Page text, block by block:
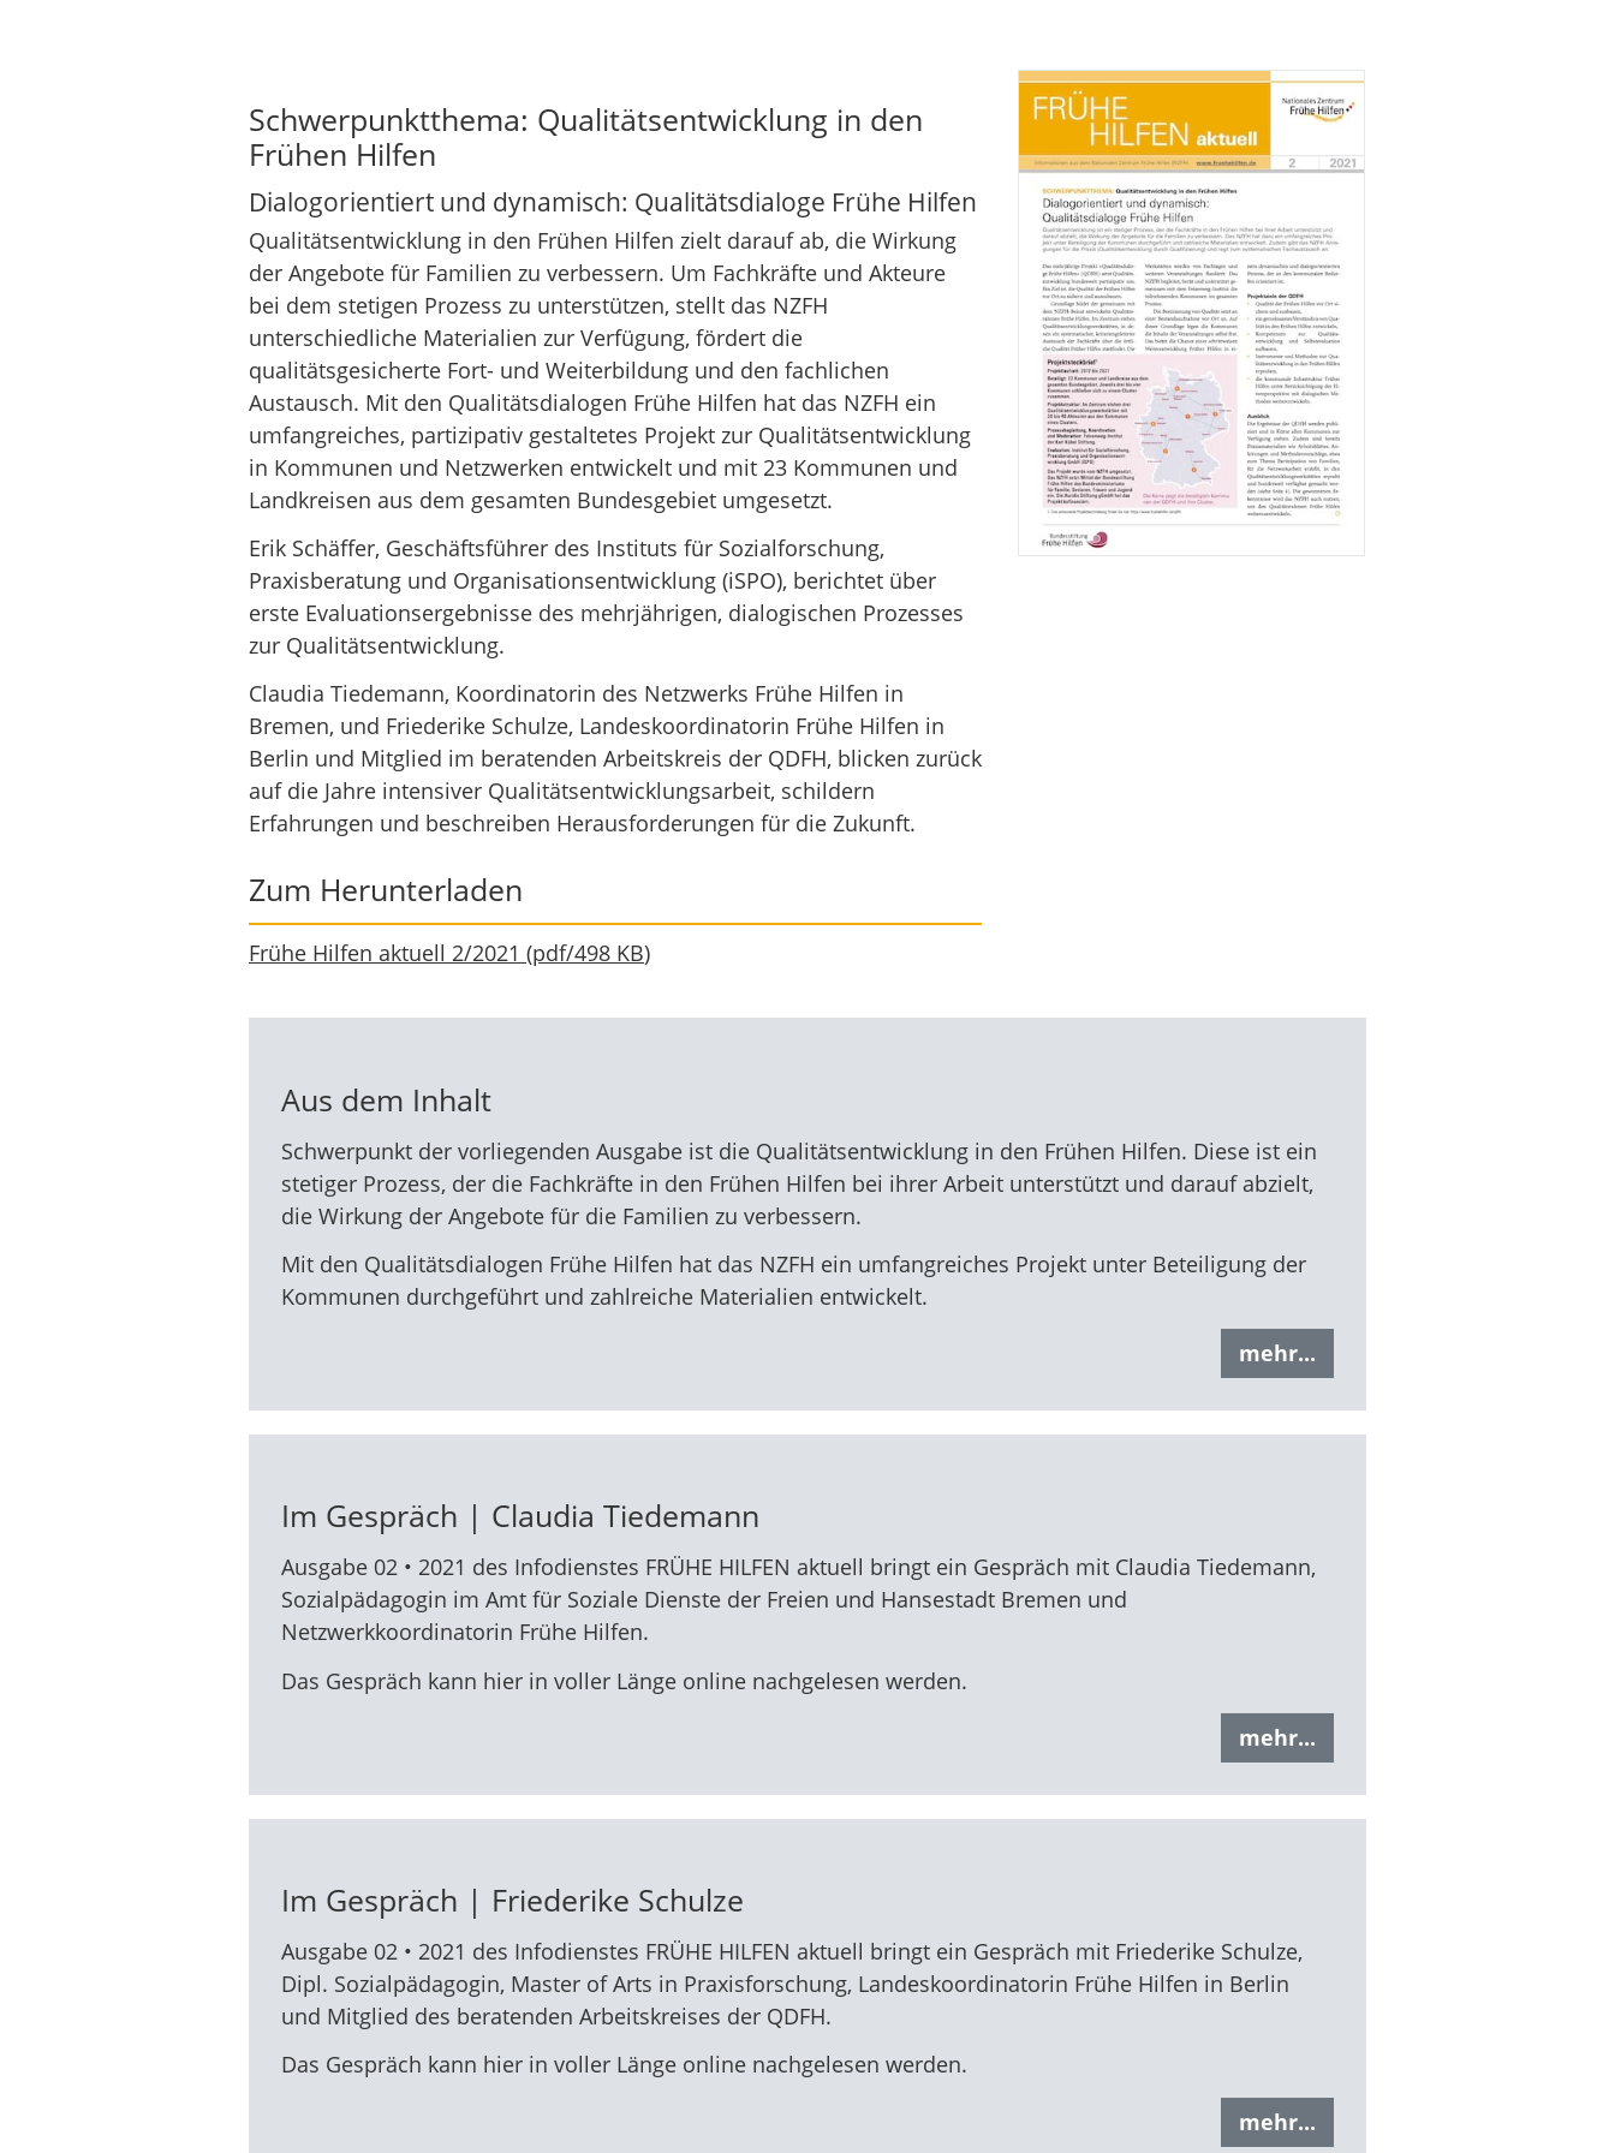
Schwerpunktthema: Qualitätsentwicklung in den
Frühen Hilfen
Dialogorientiert und dynamisch: Qualitätsdialoge Frühe Hilfen
Qualitätsentwicklung in den Frühen Hilfen zielt darauf ab, die Wirkung
der Angebote für Familien zu verbessern. Um Fachkräfte und Akteure
bei dem stetigen Prozess zu unterstützen, stellt das NZFH
unterschiedliche Materialien zur Verfügung, fördert die
qualitätsgesicherte Fort- und Weiterbildung und den fachlichen
Austausch. Mit den Qualitätsdialogen Frühe Hilfen hat das NZFH ein
umfangreiches, partizipativ gestaltetes Projekt zur Qualitätsentwicklung
in Kommunen und Netzwerken entwickelt und mit 23 Kommunen und
Landkreisen aus dem gesamten Bundesgebiet umgesetzt.
Erik Schäffer, Geschäftsführer des Instituts für Sozialforschung,
Praxisberatung und Organisationsentwicklung (iSPO), berichtet über
erste Evaluationsergebnisse des mehrjährigen, dialogischen Prozesses
zur Qualitätsentwicklung.
Claudia Tiedemann, Koordinatorin des Netzwerks Frühe Hilfen in
Bremen, und Friederike Schulze, Landeskoordinatorin Frühe Hilfen in
Berlin und Mitglied im beratenden Arbeitskreis der QDFH, blicken zurück
auf die Jahre intensiver Qualitätsentwicklungsarbeit, schildern
Erfahrungen und beschreiben Herausforderungen für die Zukunft.
Zum Herunterladen
Frühe Hilfen aktuell 2/2021 (pdf/498 KB)
Aus dem Inhalt
Schwerpunkt der vorliegenden Ausgabe ist die Qualitätsentwicklung in den Frühen Hilfen. Diese ist ein
stetiger Prozess, der die Fachkräfte in den Frühen Hilfen bei ihrer Arbeit unterstützt und darauf abzielt,
die Wirkung der Angebote für die Familien zu verbessern.
Mit den Qualitätsdialogen Frühe Hilfen hat das NZFH ein umfangreiches Projekt unter Beteiligung der
Kommunen durchgeführt und zahlreiche Materialien entwickelt.
mehr...
Im Gespräch | Claudia Tiedemann
Ausgabe 02 • 2021 des Infodienstes FRÜHE HILFEN aktuell bringt ein Gespräch mit Claudia Tiedemann,
Sozialpädagogin im Amt für Soziale Dienste der Freien und Hansestadt Bremen und
Netzwerkkoordinatorin Frühe Hilfen.
Das Gespräch kann hier in voller Länge online nachgelesen werden.
mehr...
Im Gespräch | Friederike Schulze
Ausgabe 02 • 2021 des Infodienstes FRÜHE HILFEN aktuell bringt ein Gespräch mit Friederike Schulze,
Dipl. Sozialpädagogin, Master of Arts in Praxisforschung, Landeskoordinatorin Frühe Hilfen in Berlin
und Mitglied des beratenden Arbeitskreises der QDFH.
Das Gespräch kann hier in voller Länge online nachgelesen werden.
mehr...